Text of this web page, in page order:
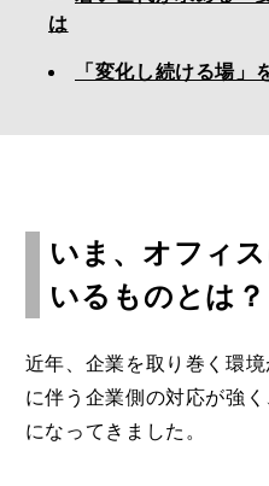
は
「変化し続ける場」
いま、オフィ
いるものとは？
近年、企業を取り巻く環
に伴う企業側の対応が強
になってきました。